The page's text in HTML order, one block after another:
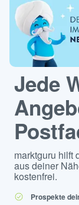
Jede
marktguru hilft
aus deiner
kostenfrei.
Prospekte